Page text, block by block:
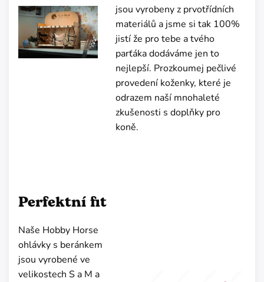
jsou vyrobeny z prvotřídních
materiálů a jsme si tak 100%
jistí že pro tebe a tvého
parťáka dodáváme jen to
nejlepší. Prozkoumej pečlivé
provedení koženky, které je
odrazem naší mnohaleté
zkušenosti s doplňky pro
koně.
Perfektní fit
Naše Hobby Horse
ohlávky s beránkem
jsou vyrobené ve
velikostech S a M a